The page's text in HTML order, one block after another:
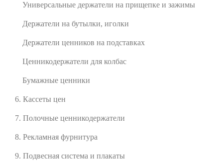
Универсальные держатели на прищепке и зажимы
Держатели на бутылки, иголки
Держатели ценников на подставках
Ценникодержатели для колбас
Бумажные ценники
6. Кассеты цен
7. Полочные ценникодержатели
8. Рекламная фурнитура
9. Подвесная система и плакаты